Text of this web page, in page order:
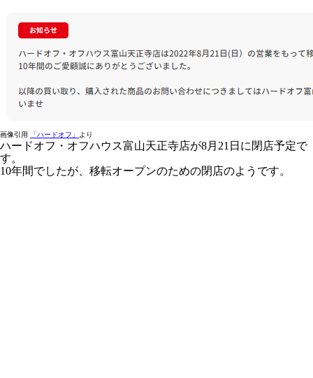
画像引用 「ハードオフ」 より
ハードオフ・オフハウス富山天正寺店が8月21日に閉店予定で
す。
10年間でしたが、移転オープンのための閉店のようです。